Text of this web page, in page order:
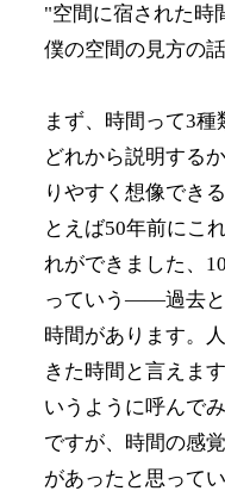
"空間に宿された時
僕の空間の見方の話
まず、時間って3種
どれから説明する
りやすく想像でき
とえば50年前にこ
れができました、
っていう――過去と
時間があります。
きた時間と言えま
いうように呼んでみ
ですが、時間の感
があったと思って